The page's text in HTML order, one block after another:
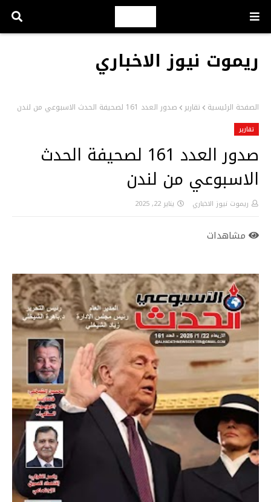
ريموت نيوز الاخباري
الصفحة الرئيسية تقارير صدور العدد 161 لصحيفة الحدث الاسبوعي من لندن
تقارير
صدور العدد 161 لصحيفة الحدث
الاسبوعي من لندن
ريموت نيوز الاخباري يناير 22, 2025
مشاهدات